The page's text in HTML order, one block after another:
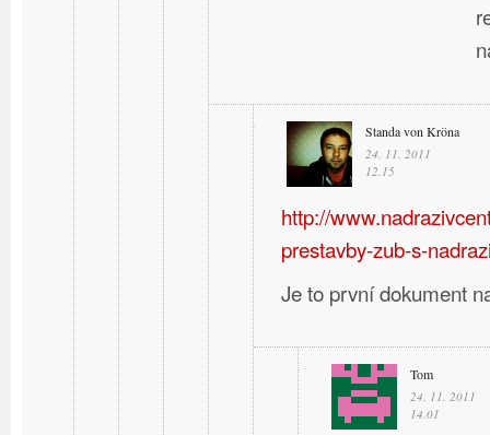
Standa von Kröna
24. 11. 2011
12.15
http://
prestavby-zub-s-
Je to první dokument
Tom
24. 11. 2011
14.01